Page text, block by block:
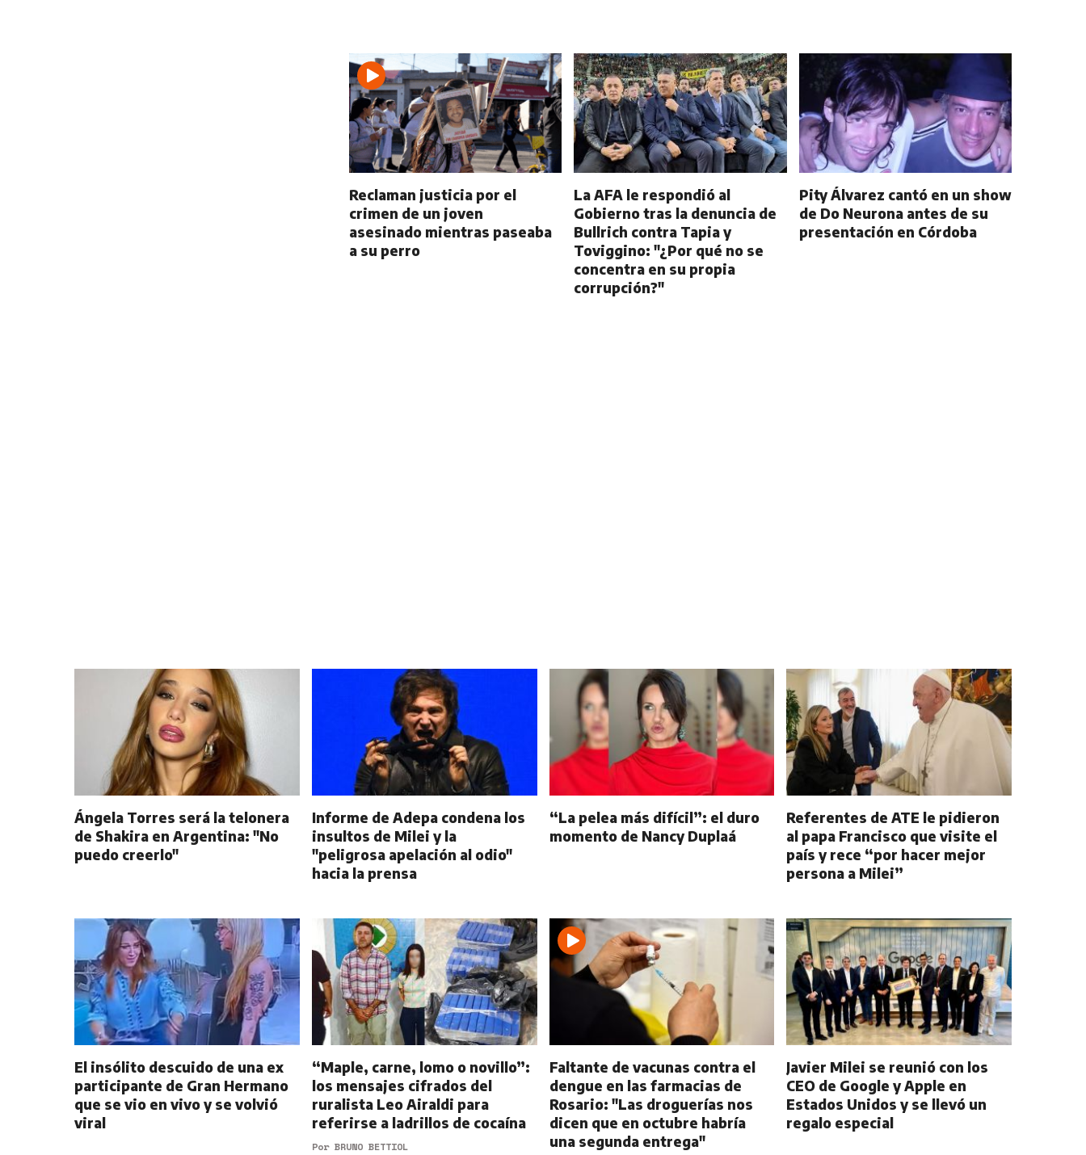
Reclaman justicia por el
crimen de un joven
asesinado mientras paseaba
a su perro
La AFA le respondió al
Gobierno tras la denuncia de
Bullrich contra Tapia y
Toviggino: "¿Por qué no se
concentra en su propia
corrupción?"
Pity Álvarez cantó en un show
de Do Neurona antes de su
presentación en Córdoba
Ángela Torres será la telonera
de Shakira en Argentina: "No
puedo creerlo"
Informe de Adepa condena los
insultos de Milei y la
"peligrosa apelación al odio"
hacia la prensa
“La pelea más difícil”: el duro
momento de Nancy Duplaá
Referentes de ATE le pidieron
al papa Francisco que visite el
país y rece “por hacer mejor
persona a Milei”
El insólito descuido de una ex
participante de Gran Hermano
que se vio en vivo y se volvió
viral
“Maple, carne, lomo o novillo”:
los mensajes cifrados del
ruralista Leo Airaldi para
referirse a ladrillos de cocaína
Por BRUNO BETTIOL
Faltante de vacunas contra el
dengue en las farmacias de
Rosario: "Las droguerías nos
dicen que en octubre habría
una segunda entrega"
Javier Milei se reunió con los
CEO de Google y Apple en
Estados Unidos y se llevó un
regalo especial